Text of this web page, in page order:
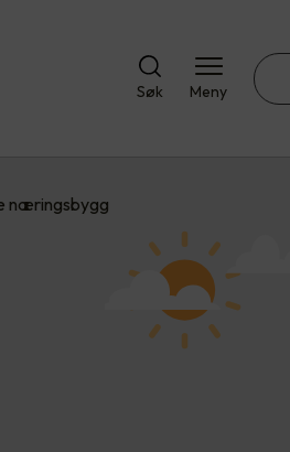
Søk Meny
næringsbygg